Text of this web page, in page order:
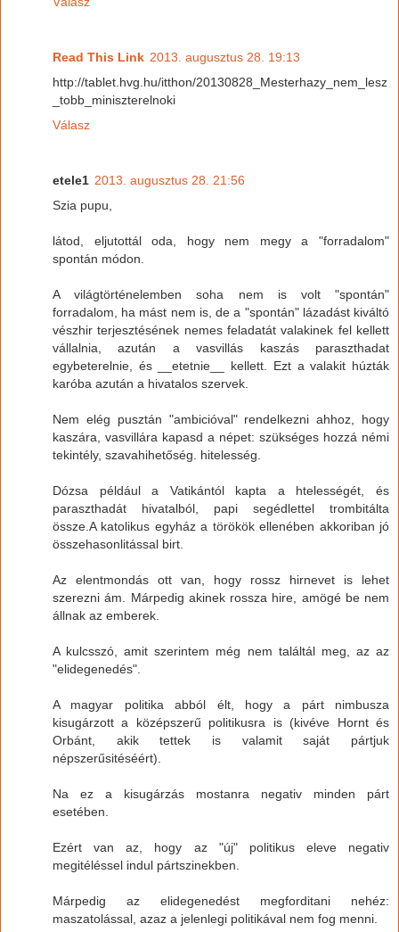
Read This Link 2013. augusztus 28. 19:13
http://tablet.hvg.hu/itthon/20130828_Mesterhazy_nem_lesz
_tobb_miniszterelnoki
Válasz
etele1 2013. augusztus 28. 21:56
Szia pupu,
látod, eljutottál oda, hogy nem megy a "forradalom"
spontán módon.
A világtörténelemben soha nem is volt "spontán"
forradalom, ha mást nem is, de a "spontán" lázadást kiváltó
vészhir terjesztésének nemes feladatát valakinek fel kellett
vállalnia, azután a vasvillás kaszás paraszthadat
egybeterelnie, és __etetnie__ kellett. Ezt a valakit húzták
karóba azután a hivatalos szervek.
Nem elég pusztán "ambicióval" rendelkezni ahhoz, hogy
kaszára, vasvillára kapasd a népet: szükséges hozzá némi
tekintély, szavahihetőség. hitelesség.
Dózsa például a Vatikántól kapta a htelességét, és
paraszthadát hivatalból, papi segédlettel trombitálta
össze.A katolikus egyház a törökök ellenében akkoriban jó
összehasonlitással birt.
Az elentmondás ott van, hogy rossz hirnevet is lehet
szerezni ám. Márpedig akinek rossza hire, amögé be nem
állnak az emberek.
A kulcsszó, amit szerintem még nem találtál meg, az az
"elidegenedés".
A magyar politika abból élt, hogy a párt nimbusza
kisugárzott a középszerű politikusra is (kivéve Hornt és
Orbánt, akik tettek is valamit saját pártjuk
népszerűsitéséért).
Na ez a kisugárzás mostanra negativ minden párt
esetében.
Ezért van az, hogy az "új" politikus eleve negativ
megitéléssel indul pártszinekben.
Márpedig az elidegenedést megforditani nehéz:
maszatolással, azaz a jelenlegi politikával nem fog menni.